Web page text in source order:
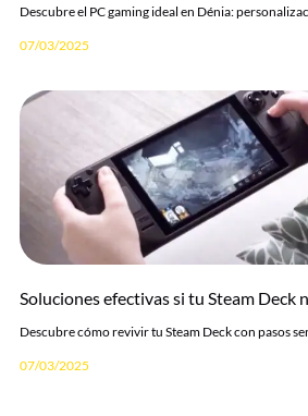
Descubre el PC gaming ideal en Dénia:
07/03/2025
Soluciones efectivas si tu Steam Deck
Descubre cómo revivir tu Steam Deck con pasos
07/03/2025